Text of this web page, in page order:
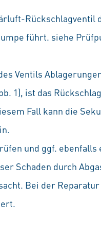
Rückschlagventil
führt. siehe
Ventils
1), ist das
Fall kann die
und ggf. ebenfalls
Schaden durch
Bei der